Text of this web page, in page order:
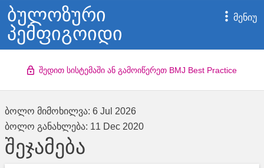
ბულოზური
პემფიგოიდი
ᲛᲔᲜᲘᲣ
შედით სისტემაში ან გამოიწერეთ BMJ Best Practice
ბოლო მიმოხილვა: 6 Jul 2026
ბოლო განახლება: 11 Dec 2020
შეჯამება